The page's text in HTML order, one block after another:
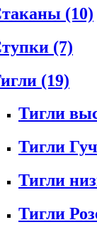
(10)
(7)
(19)
Тигли
Тигли
Тигли
Тигли